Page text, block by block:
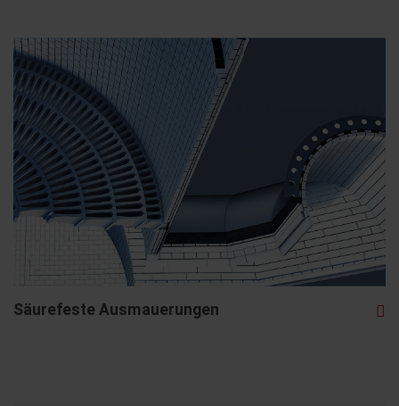
Säurefeste Ausmauerungen